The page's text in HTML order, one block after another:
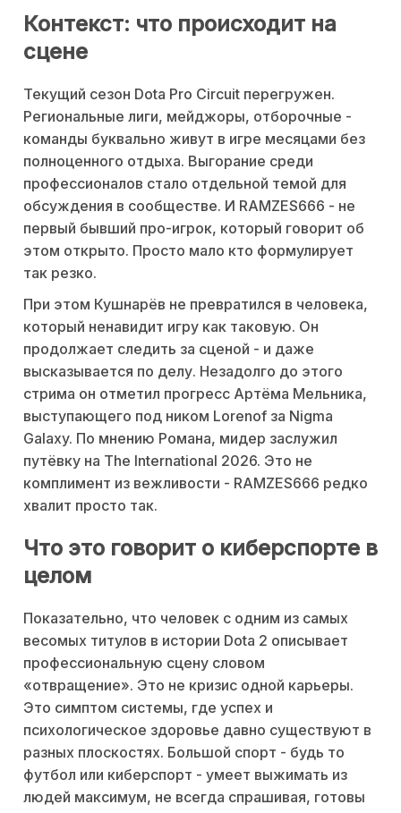
Контекст: что происходит на
сцене
Текущий сезон Dota Pro Circuit перегружен.
Региональные лиги, мейджоры, отборочные -
команды буквально живут в игре месяцами без
полноценного отдыха. Выгорание среди
профессионалов стало отдельной темой для
обсуждения в сообществе. И RAMZES666 - не
первый бывший про-игрок, который говорит об
этом открыто. Просто мало кто формулирует
так резко.
При этом Кушнарёв не превратился в человека,
который ненавидит игру как таковую. Он
продолжает следить за сценой - и даже
высказывается по делу. Незадолго до этого
стрима он отметил прогресс Артёма Мельника,
выступающего под ником Lorenof за Nigma
Galaxy. По мнению Романа, мидер заслужил
путёвку на The International 2026. Это не
комплимент из вежливости - RAMZES666 редко
хвалит просто так.
Что это говорит о киберспорте в
целом
Показательно, что человек с одним из самых
весомых титулов в истории Dota 2 описывает
профессиональную сцену словом
«отвращение». Это не кризис одной карьеры.
Это симптом системы, где успех и
психологическое здоровье давно существуют в
разных плоскостях. Большой спорт - будь то
футбол или киберспорт - умеет выжимать из
людей максимум, не всегда спрашивая, готовы